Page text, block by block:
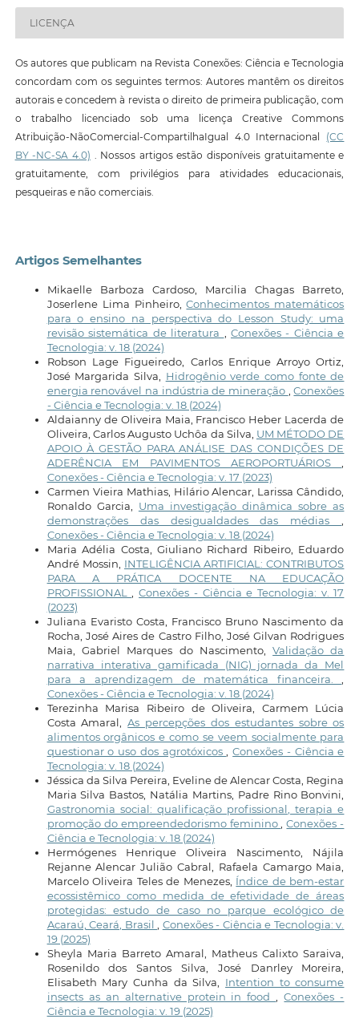
LICENÇA
Os autores que publicam na Revista Conexões: Ciência e Tecnologia
concordam com os seguintes termos: Autores mantêm os direitos
autorais e concedem à revista o direito de primeira publicação, com
o trabalho licenciado sob uma licença Creative Commons
Atribuição-NãoComercial-CompartilhaIgual 4.0 Internacional (CC
BY -NC-SA 4.0) . Nossos artigos estão disponíveis gratuitamente e
gratuitamente, com privilégios para atividades educacionais,
pesqueiras e não comerciais.
Artigos Semelhantes
Mikaelle Barboza Cardoso, Marcilia Chagas Barreto,
Joserlene Lima Pinheiro,Conhecimentos matemáticos
para o ensino na perspectiva do Lesson Study: uma
revisão sistemática de literatura , Conexões - Ciência e
Tecnologia: v. 18 (2024)
Robson Lage Figueiredo, Carlos Enrique Arroyo Ortiz,
José Margarida Silva, Hidrogênio verde como fonte de
energia renovável na indústria de mineração ,Conexões
- Ciência e Tecnologia: v. 18 (2024)
Aldaianny de Oliveira Maia, Francisco Heber Lacerda de
Oliveira, Carlos Augusto Uchôa da Silva, UM MÉTODO DE
APOIO À GESTÃO PARA ANÁLISE DAS CONDIÇÕES DE
ADERÊNCIA EM PAVIMENTOS AEROPORTUÁRIOS,
Conexões - Ciência e Tecnologia: v. 17 (2023)
Carmen Vieira Mathias, Hilário Alencar, Larissa Cândido,
Ronaldo Garcia, Uma investigação dinâmica sobre as
demonstrações das desigualdades das médias,
Conexões - Ciência e Tecnologia: v. 18 (2024)
Maria Adélia Costa, Giuliano Richard Ribeiro, Eduardo
André Mossin, INTELIGÊNCIA ARTIFICIAL: CONTRIBUTOS
PARA A PRÁTICA DOCENTE NA EDUCAÇÃO
PROFISSIONAL,Conexões - Ciência e Tecnologia: v. 17
(2023)
Juliana Evaristo Costa, Francisco Bruno Nascimento da
Rocha, José Aires de Castro Filho, José Gilvan Rodrigues
Maia, Gabriel Marques do Nascimento,Validação da
narrativa interativa gamificada (NIG) jornada da Mel
para a aprendizagem de matemática financeira.,
Conexões - Ciência e Tecnologia: v. 18 (2024)
Terezinha Marisa Ribeiro de Oliveira, Carmem Lúcia
Costa Amaral,As percepções dos estudantes sobre os
alimentos orgânicos e como se veem socialmente para
questionar o uso dos agrotóxicos,Conexões - Ciência e
Tecnologia: v. 18 (2024)
Jéssica da Silva Pereira, Eveline de Alencar Costa, Regina
Maria Silva Bastos, Natália Martins, Padre Rino Bonvini,
Gastronomia social: qualificação profissional, terapia e
promoção do empreendedorismo feminino,Conexões -
Ciência e Tecnologia: v. 18 (2024)
Hermógenes Henrique Oliveira Nascimento, Nájila
Rejanne Alencar Julião Cabral, Rafaela Camargo Maia,
Marcelo Oliveira Teles de Menezes, Índice de bem-estar
ecossistêmico como medida de efetividade de áreas
protegidas: estudo de caso no parque ecológico de
Acaraú, Ceará, Brasil, Conexões - Ciência e Tecnologia: v.
19 (2025)
Sheyla Maria Barreto Amaral, Matheus Calixto Saraiva,
Rosenildo dos Santos Silva, José Danrley Moreira,
Elisabeth Mary Cunha da Silva, Intention to consume
insects as an alternative protein in food,Conexões -
Ciência e Tecnologia: v. 19 (2025)